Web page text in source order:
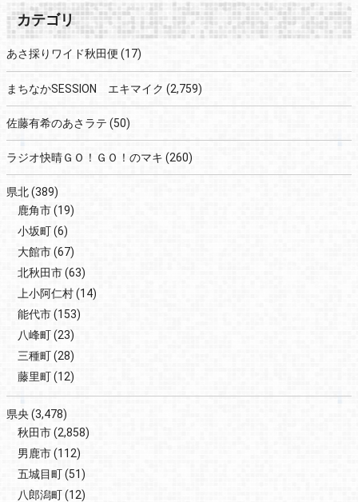
カテゴリ
あさ採りワイド秋田便 (17)
まちなかSESSION エキマイク (2,759)
佐藤有希のあさラテ (50)
ラジオ快晴ＧＯ！ＧＯ！のマキ (260)
県北(389)
鹿角市(19)
小坂町(6)
大館市(67)
北秋田市(63)
上小阿仁村(14)
能代市(153)
八峰町(23)
三種町(28)
藤里町(12)
県央(3,478)
秋田市(2,858)
男鹿市(112)
五城目町(51)
八郎潟町(12)